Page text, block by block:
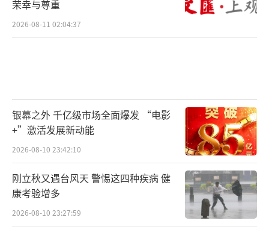
荣幸与尊重
2026-08-11 02:04:37
银幕之外 千亿级市场全面爆发 “电影
+”激活发展新动能
2026-08-10 23:42:10
刚立秋又遇台风天 警惕这四种疾病 健
康考验增多
2026-08-10 23:27:59